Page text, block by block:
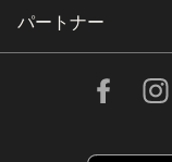
パートナー